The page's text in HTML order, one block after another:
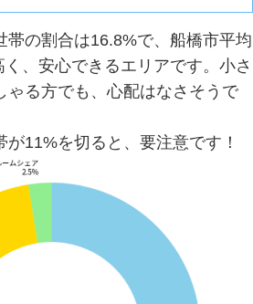
帯の割合は16.8%で、船橋市平均
、安心できるエリアです。小さ
ゃる方でも、心配はなさそうで
11%を切ると、要注意です！